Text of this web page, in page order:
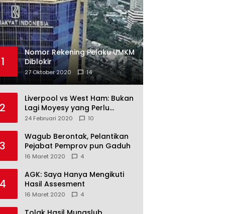
1
Nomor Rekening Pelaku UMKM
Diblokir
27 Oktober 2020 14
2
Liverpool vs West Ham: Bukan
Lagi Moyesy yang Perlu
Ditakuti
24 Februari 2020 10
3
Wagub Berontak, Pelantikan
Pejabat Pemprov pun Gaduh
16 Maret 2020 4
4
AGK: Saya Hanya Mengikuti
Hasil Assesment
16 Maret 2020 4